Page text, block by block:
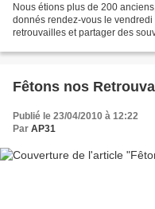
Nous étions plus de 200
donnés rendez-vous le
retrouvailles et partager des
Fêtons nos
Publié le 23/04/2010 à 12:22
Par AP31